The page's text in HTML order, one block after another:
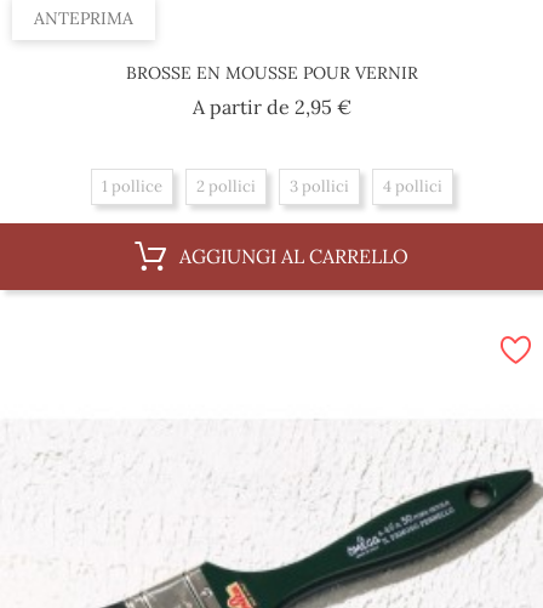
ANTEPRIMA
BROSSE EN MOUSSE POUR VERNIR
A partir de 2,95 €Prezzo
1 pollice 2 pollici 3 pollici 4 pollici
AGGIUNGI AL CARRELLO